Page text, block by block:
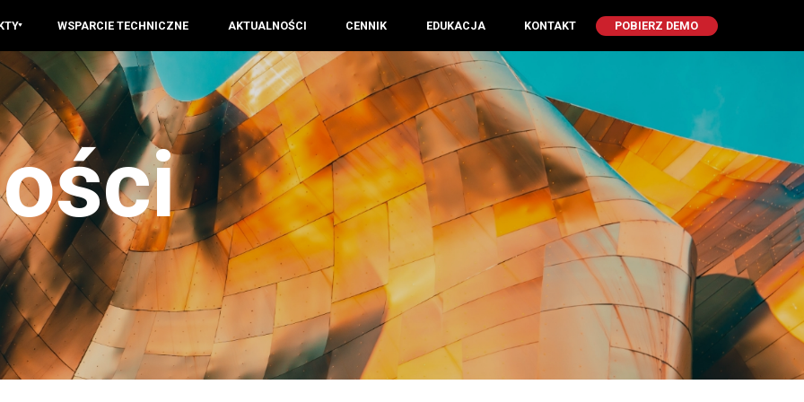
WSPARCIE TECHNICZNE AKTUALNOŚCI CENNIK EDUKACJA KONTAKT POBIERZ DEMO